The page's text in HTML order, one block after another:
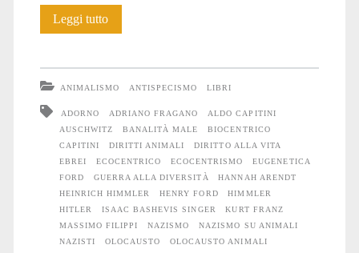
Leggi tuttoTorture
ANIMALISMO ANTISPECISMO LIBRI
ADORNO ADRIANO FRAGANO
ALDO CAPITINI
AUSCHWITZ
BANALITÀ MALE
BIOCENTRICO
CAPITINI
DIRITTI ANIMALI
DIRITTO ALLA VITA
EBREI
ECOCENTRICO ECOCENTRISMO
EUGENETICA
FORD
GUERRA ALLA DIVERSITÀ
HANNAH ARENDT
HEINRICH HIMMLER
HENRY FORD
HIMMLER
HITLER
ISAAC BASHEVIS SINGER
KURT FRANZ
MASSIMO FILIPPI
NAZISMO
NAZISMO SU ANIMALI
NAZISTI
OLOCAUSTO
OLOCAUSTO ANIMALI